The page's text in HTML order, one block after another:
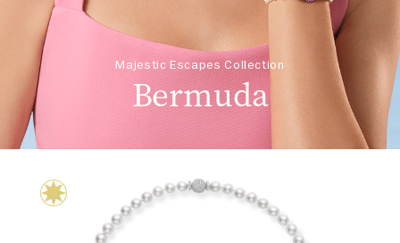
Majestic Escapes Collection
Bermuda
这段视频以特写镜头开场，展示了“华丽之旅”系列中的百慕大项